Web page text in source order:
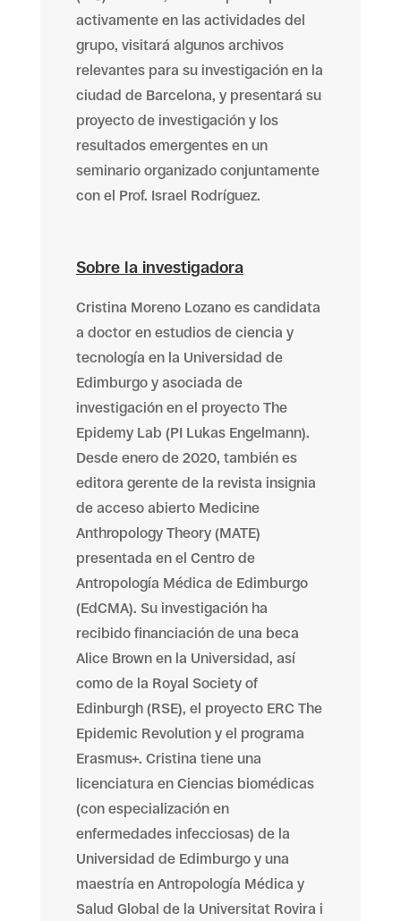
activamente en las actividades del
grupo, visitará algunos archivos
relevantes para su investigación en la
ciudad de Barcelona, y presentará su
proyecto de investigación y los
resultados emergentes en un
seminario organizado conjuntamente
con el Prof. Israel Rodríguez.
Sobre la investigadora
Cristina Moreno Lozano es candidata
a doctor en estudios de ciencia y
tecnología en la Universidad de
Edimburgo y asociada de
investigación en el proyecto The
Epidemy Lab (PI Lukas Engelmann).
Desde enero de 2020, también es
editora gerente de la revista insignia
de acceso abierto Medicine
Anthropology Theory (MATE)
presentada en el Centro de
Antropología Médica de Edimburgo
(EdCMA). Su investigación ha
recibido financiación de una beca
Alice Brown en la Universidad, así
como de la Royal Society of
Edinburgh (RSE), el proyecto ERC The
Epidemic Revolution y el programa
Erasmus+. Cristina tiene una
licenciatura en Ciencias biomédicas
(con especialización en
enfermedades infecciosas) de la
Universidad de Edimburgo y una
maestría en Antropología Médica y
Salud Global de la Universitat Rovira i